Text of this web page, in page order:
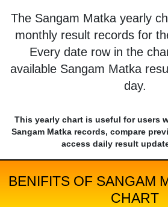
The Sangam Matka yearly
monthly result records for
Every date row in the
available Sangam Matka
day.
This yearly chart is useful for users
Sangam Matka records, compare
access daily result
BENIFITS OF SANGAM
CHART